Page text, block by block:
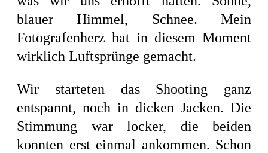
blauer Himmel, Schnee. Mein
Fotografenherz hat in diesem Moment
wirklich Luftsprünge gemacht.
Wir starteten das Shooting ganz
entspannt, noch in dicken Jacken. Die
Stimmung war locker, die beiden
konnten erst einmal ankommen. Schon